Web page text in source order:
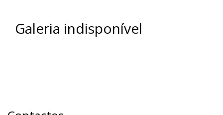
Galeria indisponível